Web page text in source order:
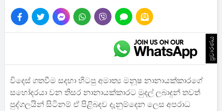
ප්‍රචාරණය
විදෙස් ගතවීම සදහා හිටපු අමාත්‍ය මනූෂ නානායක්කාරගේ
සහෝදරයා වන තිසර නානායක්කාරට මුදල් ලබාදුන් තවත්
පුද්ගලයින් සිටිනම් ඒ පිළිබදව දැනුම්දෙන ලෙස අපරාධ